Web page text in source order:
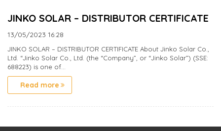
JINKO SOLAR – DISTRIBUTOR CERTIFICATE
13/05/2023 16:28
JINKO SOLAR – DISTRIBUTOR CERTIFICATE About Jinko Solar Co.,
Ltd. “Jinko Solar Co., Ltd. (the “Company”, or “Jinko Solar”) (SSE:
688223) is one of...
Read more